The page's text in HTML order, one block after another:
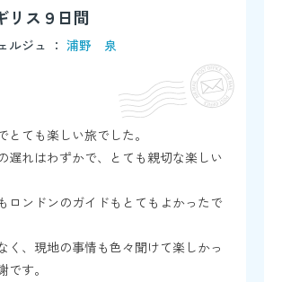
リス９日間
ルジュ ： 浦野 泉
とても楽しい旅でした。
遅れはわずかで、とても親切な楽しい
ロンドンのガイドもとてもよかったで
く、現地の事情も色々聞けて楽しかっ
です。